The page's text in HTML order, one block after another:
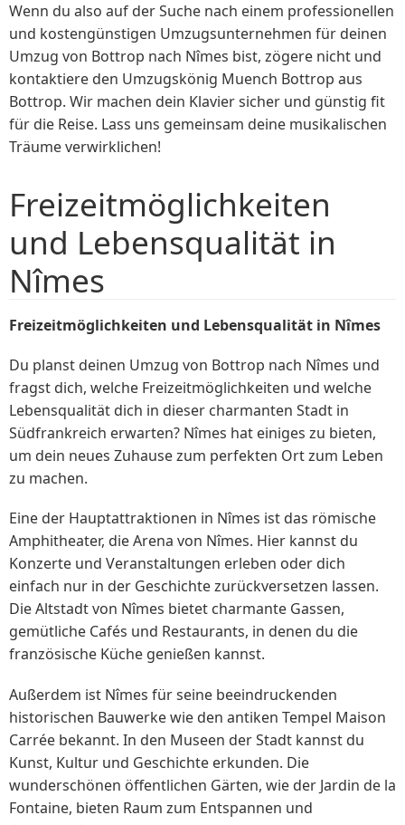
Wenn du also auf der Suche nach einem professionellen
und kostengünstigen Umzugsunternehmen für deinen
Umzug von Bottrop nach Nîmes bist, zögere nicht und
kontaktiere den Umzugskönig Muench Bottrop aus
Bottrop. Wir machen dein Klavier sicher und günstig fit
für die Reise. Lass uns gemeinsam deine musikalischen
Träume verwirklichen!
Freizeitmöglichkeiten
und Lebensqualität in
Nîmes
Freizeitmöglichkeiten und Lebensqualität in Nîmes
Du planst deinen Umzug von Bottrop nach Nîmes und
fragst dich, welche Freizeitmöglichkeiten und welche
Lebensqualität dich in dieser charmanten Stadt in
Südfrankreich erwarten? Nîmes hat einiges zu bieten,
um dein neues Zuhause zum perfekten Ort zum Leben
zu machen.
Eine der Hauptattraktionen in Nîmes ist das römische
Amphitheater, die Arena von Nîmes. Hier kannst du
Konzerte und Veranstaltungen erleben oder dich
einfach nur in der Geschichte zurückversetzen lassen.
Die Altstadt von Nîmes bietet charmante Gassen,
gemütliche Cafés und Restaurants, in denen du die
französische Küche genießen kannst.
Außerdem ist Nîmes für seine beeindruckenden
historischen Bauwerke wie den antiken Tempel Maison
Carrée bekannt. In den Museen der Stadt kannst du
Kunst, Kultur und Geschichte erkunden. Die
wunderschönen öffentlichen Gärten, wie der Jardin de la
Fontaine, bieten Raum zum Entspannen und